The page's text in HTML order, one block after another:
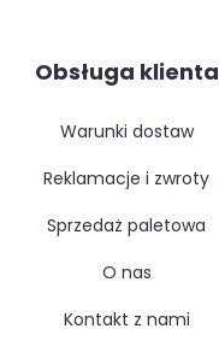
Obsługa klienta
warunki dostaw
reklamacje i zwroty
sprzedaż paletowa
o nas
kontakt z nami